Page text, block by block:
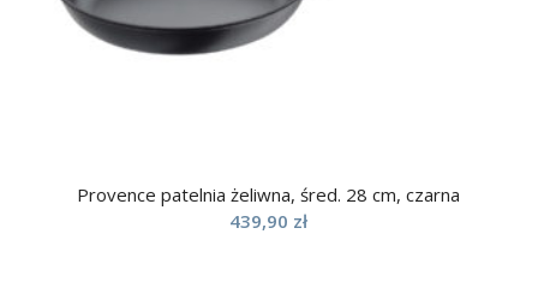
Provence patelnia żeliwna, śred. 28 cm, czarna
439,90 zł